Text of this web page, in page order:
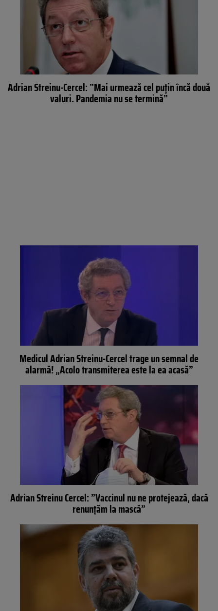
Adrian Streinu-Cercel: ”Mai urmează cel puţin încă două
valuri. Pandemia nu se termină”
Medicul Adrian Streinu-Cercel trage un semnal de
alarmă! „Acolo transmiterea este la ea acasă”
Adrian Streinu Cercel: ”Vaccinul nu ne protejează, dacă
renunțăm la mască”